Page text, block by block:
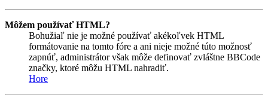
Môžem používať HTML?
Bohužiaľ nie je možné používať akékoľvek HTML
formátovanie na tomto fóre a ani nieje možné túto možnosť
zapnúť, administrátor však môže definovať zvláštne BBCode
značky, ktoré môžu HTML nahradiť.
Hore